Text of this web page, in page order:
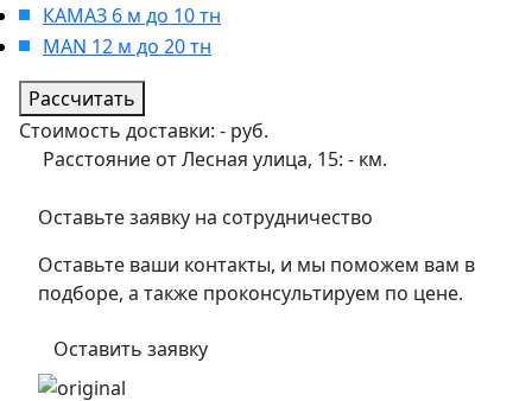
КАМАЗ 6 м до 10 тн
MAN 12 м до 20 тн
Рассчитать
Стоимость доставки: - руб.
Расстояние от Лесная улица, 15: - км.
Оставьте заявку на сотрудничество
Оставьте ваши контакты, и мы поможем вам в
подборе, а также проконсультируем по цене.
Оставить заявку